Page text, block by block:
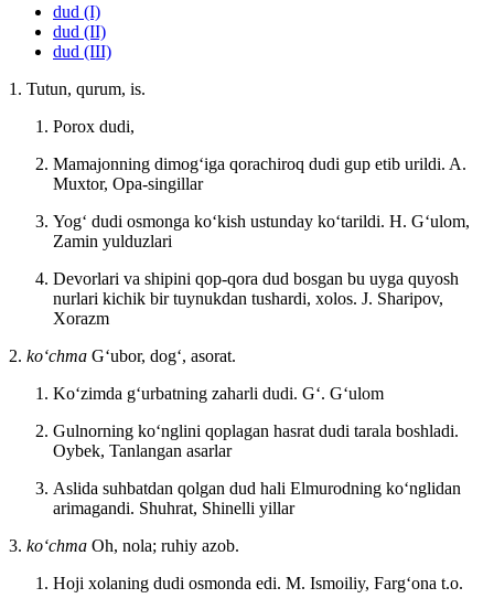
dud (I)
dud (II)
dud (III)
1. Tutun, qurum, is.
Porox dudi,
Mamajonning dimogʻiga qorachiroq dudi gup etib urildi. A.
Muxtor, Opa-singillar
Yogʻ dudi osmonga koʻkish ustunday koʻtarildi. H. Gʻulom,
Zamin yulduzlari
Devorlari va shipini qop-qora dud bosgan bu uyga quyosh
nurlari kichik bir tuynukdan tushardi, xolos. J. Sharipov,
Xorazm
2. koʻchma Gʻubor, dogʻ, asorat.
Koʻzimda gʻurbatning zaharli dudi. Gʻ. Gʻulom
Gulnorning koʻnglini qoplagan hasrat dudi tarala boshladi.
Oybek, Tanlangan asarlar
Aslida suhbatdan qolgan dud hali Elmurodning koʻnglidan
arimagandi. Shuhrat, Shinelli yillar
3. koʻchma Oh, nola; ruhiy azob.
Hoji xolaning dudi osmonda edi. M. Ismoiliy, Fargʻona t.o.